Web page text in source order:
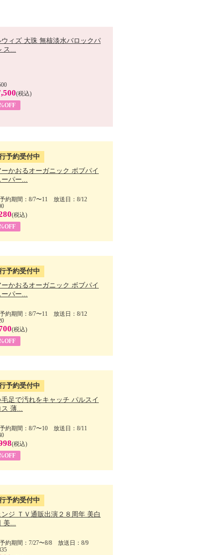
ウィズ 大珠 無核淡水バロックパ
ス...
(税込)
予約受付中
ーかおるオーガニック ボブパイ
ーパー...
約期間：8/7〜11 放送日：8/12
(税込)
予約受付中
ーかおるオーガニック ボブパイ
ーパー...
約期間：8/7〜11 放送日：8/12
(税込)
予約受付中
毛足で汚れをキャッチ パルスイ
ス 薄...
約期間：8/7〜10 放送日：8/11
(税込)
予約受付中
ンジ ＴＶ通販出演２８周年 美白
美...
約期間：7/27〜8/8 放送日：8/9